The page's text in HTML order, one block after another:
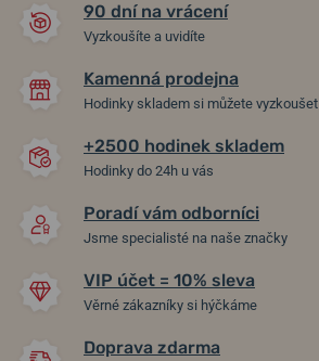
90 dní na vrácení
Vyzkoušíte a uvidíte
Kamenná prodejna
Hodinky skladem si můžete vyzkoušet
+2500 hodinek skladem
Hodinky do 24h u vás
Poradí vám odborníci
Jsme specialisté na naše značky
VIP účet = 10% sleva
Věrné zákazníky si hýčkáme
Doprava zdarma